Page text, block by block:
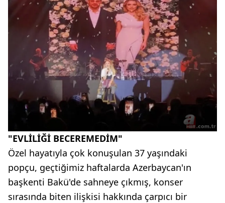
"EVLİLİĞİ BECEREMEDİM"
Özel hayatıyla çok konuşulan 37 yaşındaki
popçu, geçtiğimiz haftalarda Azerbaycan'ın
başkenti Bakü'de sahneye çıkmış, konser
sırasında biten ilişkisi hakkında çarpıcı bir